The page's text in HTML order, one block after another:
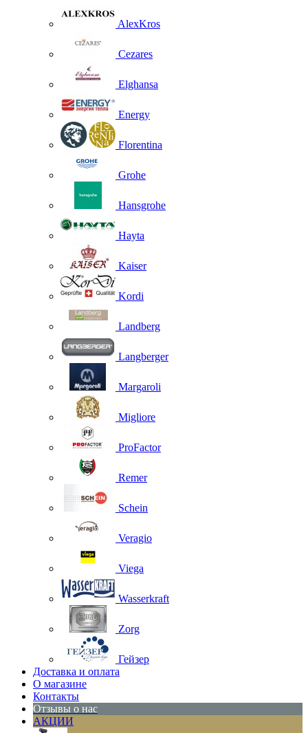
AlexKros
Cezares
Elghansa
Energy
Florentina
Grohe
Hansgrohe
Hayta
Kaiser
Kordi
Landberg
Langberger
Margaroli
Migliore
ProFactor
Remer
Schein
Veragio
Viega
Wasserkraft
Zorg
Гейзер
Доставка и оплата
О магазине
Контакты
Отзывы о нас
АКЦИИ